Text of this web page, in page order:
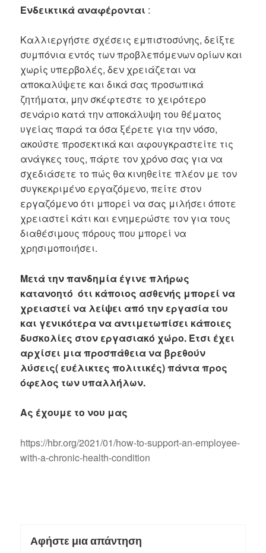
Ενδεικτικά αναφέρονται :
Καλλιεργήστε σχέσεις εμπιστοσύνης, δείξτε
συμπόνια εντός των προβλεπόμενων ορίων και
χωρίς υπερβολές, δεν χρειάζεται να
αποκαλύψετε και δικά σας προσωπικά
ζητήματα, μην σκέφτεστε το χειρότερο
σενάριο κατά την αποκάλυψη του θέματος
υγείας παρά τα όσα ξέρετε για την νόσο,
ακούστε προσεκτικά και αφουγκραστείτε τις
ανάγκες τους, πάρτε τον χρόνο σας για να
σχεδιάσετε το πώς θα κινηθείτε πλέον με τον
συγκεκριμένο εργαζόμενο, πείτε στον
εργαζόμενο ότι μπορεί να σας μιλήσει όποτε
χρειαστεί κάτι και ενημερώστε τον για τους
διαθέσιμους πόρους που μπορεί να
χρησιμοποιήσει.
Μετά την πανδημία έγινε πλήρως
κατανοητό ότι κάποιος ασθενής μπορεί να
χρειαστεί να λείψει από την εργασία του
και γενικότερα να αντιμετωπίσει κάποιες
δυσκολίες στον εργασιακό χώρο. Έτσι έχει
αρχίσει μια προσπάθεια να βρεθούν
λύσεις( ευέλικτες πολιτικές) πάντα προς
όφελος των υπαλλήλων.
Ας έχουμε το νου μας
https://hbr.org/2021/01/how-to-support-an-employee-
with-a-chronic-health-condition
Αφήστε μια απάντηση